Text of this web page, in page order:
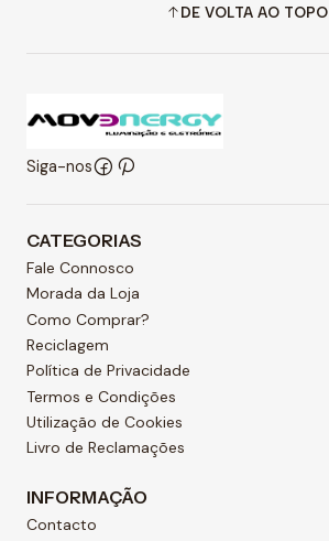
DE VOLTA AO TOPO
Siga-nos
CATEGORIAS
Fale Connosco
Morada da Loja
Como Comprar?
Reciclagem
Política de Privacidade
Termos e Condições
Utilização de Cookies
Livro de Reclamações
INFORMAÇÃO
Contacto